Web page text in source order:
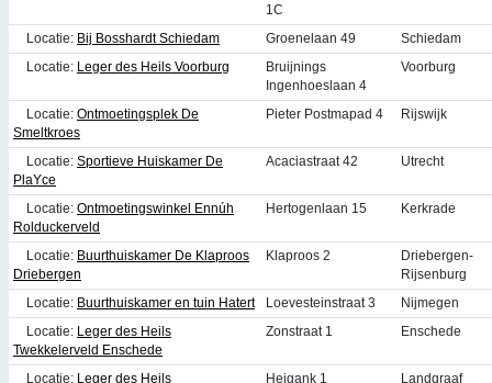
1C
Locatie: Bij Bosshardt Schiedam Groenelaan 49
Schiedam
Locatie: Leger des Heils Voorburg
Bruijnings
Ingenhoeslaan 4
Voorburg
Locatie: Ontmoetingsplek De
Smeltkroes
Pieter Postmapad 4 Rijswijk
Locatie: Sportieve Huiskamer De
PlaYce
Acaciastraat 42 Utrecht
Locatie: Ontmoetingswinkel Ennúh
Rolduckerveld
Hertogenlaan 15 Kerkrade
Locatie: Buurthuiskamer De Klaproos
Driebergen
Klaproos 2
Driebergen-
Rijsenburg
Locatie: Buurthuiskamer en tuin Hatert Loevesteinstraat 3
Nijmegen
Locatie: Leger des Heils
Twekkelerveld Enschede
Zonstraat 1 Enschede
Locatie: Leger des Heils
Heigank 1 Landgraaf